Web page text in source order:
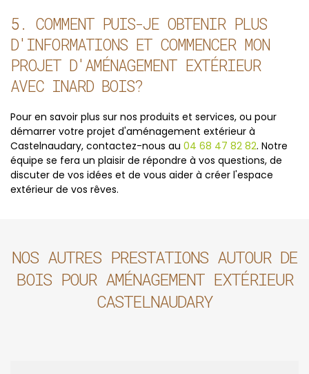
5. COMMENT PUIS-JE OBTENIR PLUS
D'INFORMATIONS ET COMMENCER MON
PROJET D'AMÉNAGEMENT EXTÉRIEUR
AVEC INARD BOIS?
Pour en savoir plus sur nos produits et services, ou pour
démarrer votre projet d'aménagement extérieur à
Castelnaudary, contactez-nous au 04 68 47 82 82. Notre
équipe se fera un plaisir de répondre à vos questions, de
discuter de vos idées et de vous aider à créer l'espace
extérieur de vos rêves.
NOS AUTRES PRESTATIONS AUTOUR DE
BOIS POUR AMÉNAGEMENT EXTÉRIEUR
CASTELNAUDARY